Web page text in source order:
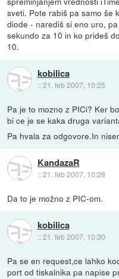
sveti. Pote rabiš pa samo še
diode - narediš si eno uro,
sekundo za 10 in ko prideš
10.
kobilica
::21. feb 2007, 10:25
Pa je to mozno z PICi? Ker
bi ce je se kaka druga
Pa hvala za odgovore.In
KandazaR
::21. feb 2007, 10:28
Da to je možno z PIC-om.
kobilica
::21. feb 2007, 10:30
Pa se en request,ce lahko
port od tiskalnika pa napise